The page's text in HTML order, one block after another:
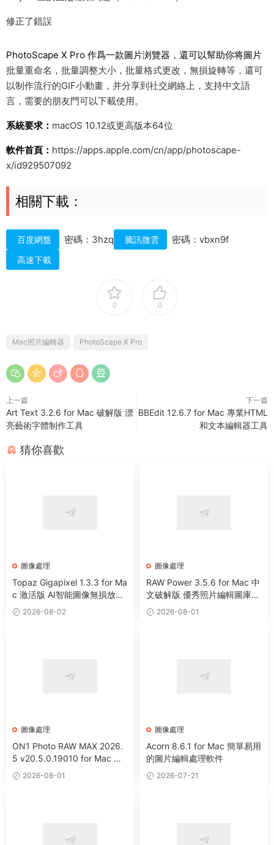
修正了錯誤
PhotoScape X Pro 作爲一款圖片浏覽器，還可以幫助你将圖片
批量重命名，批量調整大小，批量格式更改，無損旋轉等，還可
以制作流行的GIF小動畫，并分享到社交網絡上，支持中文語
言，需要的朋友門可以下載使用。
系統要求： macOS 10.12或更高版本64位
軟件首頁： https://apps.apple.com/cn/app/photoscape-
x/id929507092
相關下載：
百度網盤 密碼：3hzq 騰訊微雲 密碼：vbxn9f
高速下載
0 0
Mac照片編輯器 PhotoScape X Pro
上一篇
Art Text 3.2.6 for Mac 破解版 漂
亮藝術字體制作工具
下一篇
BBEdit 12.6.7 for Mac 專業HTML
和文本編輯器工具
猜你喜歡
圖像處理
Topaz Gigapixel 1.3.3 for Ma
c 激活版 AI智能圖像無損放大
工具2026-08-02
圖像處理
RAW Power 3.5.6 for Mac 中
文破解版 優秀照片編輯圖庫管
理工具
2026-08-01
圖像處理
ON1 Photo RAW MAX 2026.
5 v20.5.0.19010 for Mac 中
文版 強大HDR照片創建處理軟
件
2026-08-01
圖像處理
Acorn 8.6.1 for Mac 簡單易用
的圖片編輯處理軟件
2026-07-21